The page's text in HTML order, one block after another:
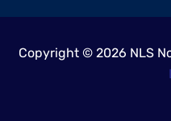
Copyright © 2026 NLS